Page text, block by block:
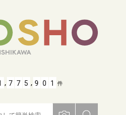
, 7 7 5 , 9 0 1 件